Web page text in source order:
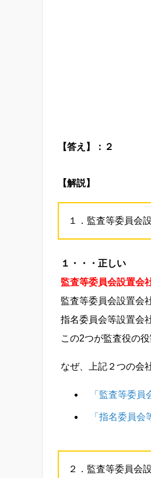
【答え】：２
【解説】
１．監査等委員会
１・・・正しい
監査等委員会設置会
監査等委員会設置会
指名委員会等設置会
この2つが監査役の役
なぜ、上記２つの会
「監査等委
「指名委員
２．監査等委員会